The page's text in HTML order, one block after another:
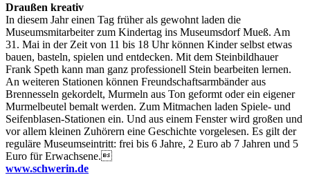
Draußen kreativ
In diesem Jahr einen Tag früher als gewohnt laden die
Museumsmitarbeiter zum Kindertag ins Museumsdorf Mueß. Am
31. Mai in der Zeit von 11 bis 18 Uhr können Kinder selbst etwas
bauen, basteln, spielen und entdecken. Mit dem Steinbildhauer
Frank Speth kann man ganz professionell Stein bearbeiten lernen.
An weiteren Stationen können Freundschaftsarmbänder aus
Brennesseln gekordelt, Murmeln aus Ton geformt oder ein eigener
Murmelbeutel bemalt werden. Zum Mitmachen laden Spiele- und
Seifenblasen-Stationen ein. Und aus einem Fenster wird großen und
vor allem kleinen Zuhörern eine Geschichte vorgelesen. Es gilt der
reguläre Museumseintritt: frei bis 6 Jahre, 2 Euro ab 7 Jahren und 5
Euro für Erwachsene.
www.schwerin.de